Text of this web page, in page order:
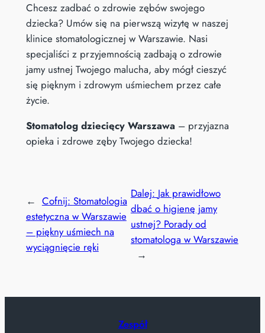
Chcesz zadbać o zdrowie zębów swojego
dziecka? Umów się na pierwszą wizytę w naszej
klinice stomatologicznej w Warszawie. Nasi
specjaliści z przyjemnością zadbają o zdrowie
jamy ustnej Twojego malucha, aby mógł cieszyć
się pięknym i zdrowym uśmiechem przez całe
życie.
Stomatolog dziecięcy Warszawa– przyjazna
opieka i zdrowe zęby Twojego dziecka!
← Cofnij: Stomatologia
estetyczna w Warszawie
– piękny uśmiech na
wyciągnięcie ręki
Dalej: Jak prawidłowo
dbać o higienę jamy
ustnej? Porady od
stomatologa w Warszawie
→
Zespół